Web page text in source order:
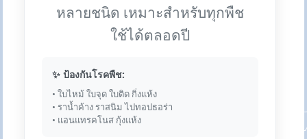
หลายชนิด เหมาะสำหรับทุกพืช
ใช้ได้ตลอดปี
✨ ป้องกันโรคพืช:
• ใบไหม้ ใบจุด ใบติด กิ่งแห้ง
• ราน้ำค้าง ราสนิม ไปทอปธอร่า
• แอนแทรคโนส กุ้งแห้ง